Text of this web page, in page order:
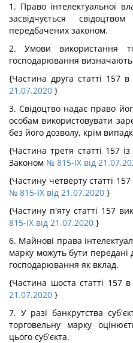
1. Право інтелектуальної
засвідчується
передбачених законом.
2. Умови використання
господарювання
{Частина друга статті 157 в
21.07.2020 }
3. Свідоцтво надає право
особам використовувати
без його дозволу, крім
{Частина третя статті 157
Законом № 815-IX від
{Частину четверту статті
№ 815-IX від 21.07.2020 }
{Частину п'яту статті 157
815-IX від 21.07.2020 }
6. Майнові права
марку можуть бути передані
господарювання як вклад.
{Частина шоста статті 157 в
21.07.2020 }
7. У разі банкрутства
торговельну марку
цього суб'єкта.